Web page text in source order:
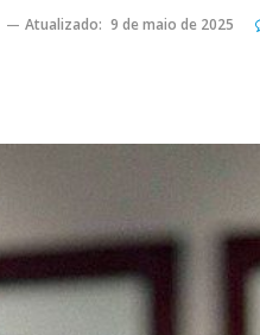
Atualizado: 9 de maio de 2025